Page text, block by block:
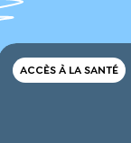
ACCÈS À LA SANTÉ